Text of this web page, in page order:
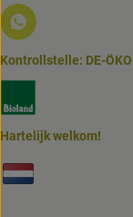
Externer Link
Kontrollstelle: DE-
Hartelijk welkom!